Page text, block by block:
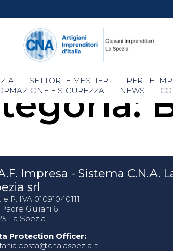
Skip
to
SETTORI E MESTIERI PER LE
E SICUREZZA
NEWS
Impresa - Sistema C.N.A.
srl
e P. IVA 01091040111
Giuliani 6
La Spezia
Protection Officer: